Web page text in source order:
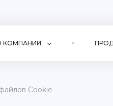
КОМПАНИИ
Cookie